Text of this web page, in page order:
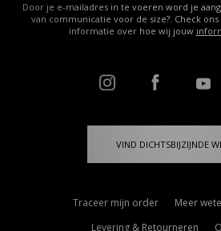
Door je e-mailadres in te voeren word je
van communicatie voor de size?. Check
informatie over hoe wij jouw
VIND DICHTSBIJZIJNDE
Traceer mijn order
Meer
Levering & Retourneren